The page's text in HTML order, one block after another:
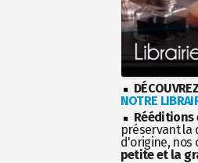
DÉCOUVREZ
NOTRE
Rééditions
préservant la
d'origine, nos
petite et la